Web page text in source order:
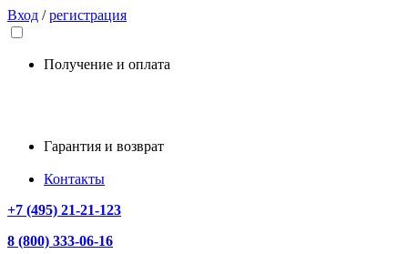
Вход /регистрация
Получение и оплата
Гарантия и возврат
Контакты
+7 (495) 21-21-123
8 (800) 333-06-16